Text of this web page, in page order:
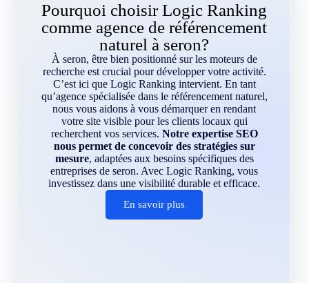
Pourquoi choisir Logic Ranking
comme agence de référencement
naturel à seron?
À seron, être bien positionné sur les moteurs de
recherche est crucial pour développer votre activité.
C’est ici que Logic Ranking intervient. En tant
qu’agence spécialisée dans le référencement naturel,
nous vous aidons à vous démarquer en rendant
votre site visible pour les clients locaux qui
recherchent vos services. Notre expertise SEO
nous permet de concevoir des stratégies sur
mesure, adaptées aux besoins spécifiques des
entreprises de seron. Avec Logic Ranking, vous
investissez dans une visibilité durable et efficace.
En savoir plus